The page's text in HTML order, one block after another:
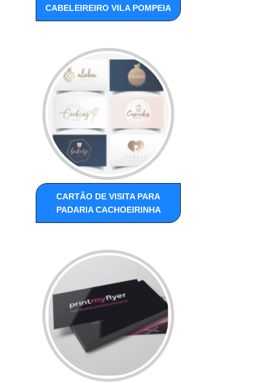
CABELEIREIRO VILA POMPEIA
CARTÃO DE VISITA PARA
PADARIA CACHOEIRINHA